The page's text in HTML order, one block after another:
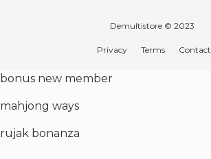
Demultistore © 2023
Privacy Terms Contact
bonus new member
mahjong ways
rujak bonanza